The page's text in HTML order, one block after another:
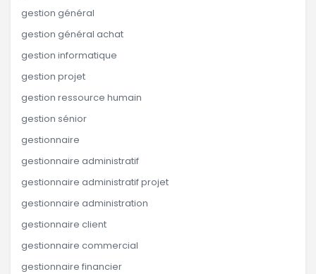
gestion général
gestion général achat
gestion informatique
gestion projet
gestion ressource humain
gestion sénior
gestionnaire
gestionnaire administratif
gestionnaire administratif projet
gestionnaire administration
gestionnaire client
gestionnaire commercial
gestionnaire financier